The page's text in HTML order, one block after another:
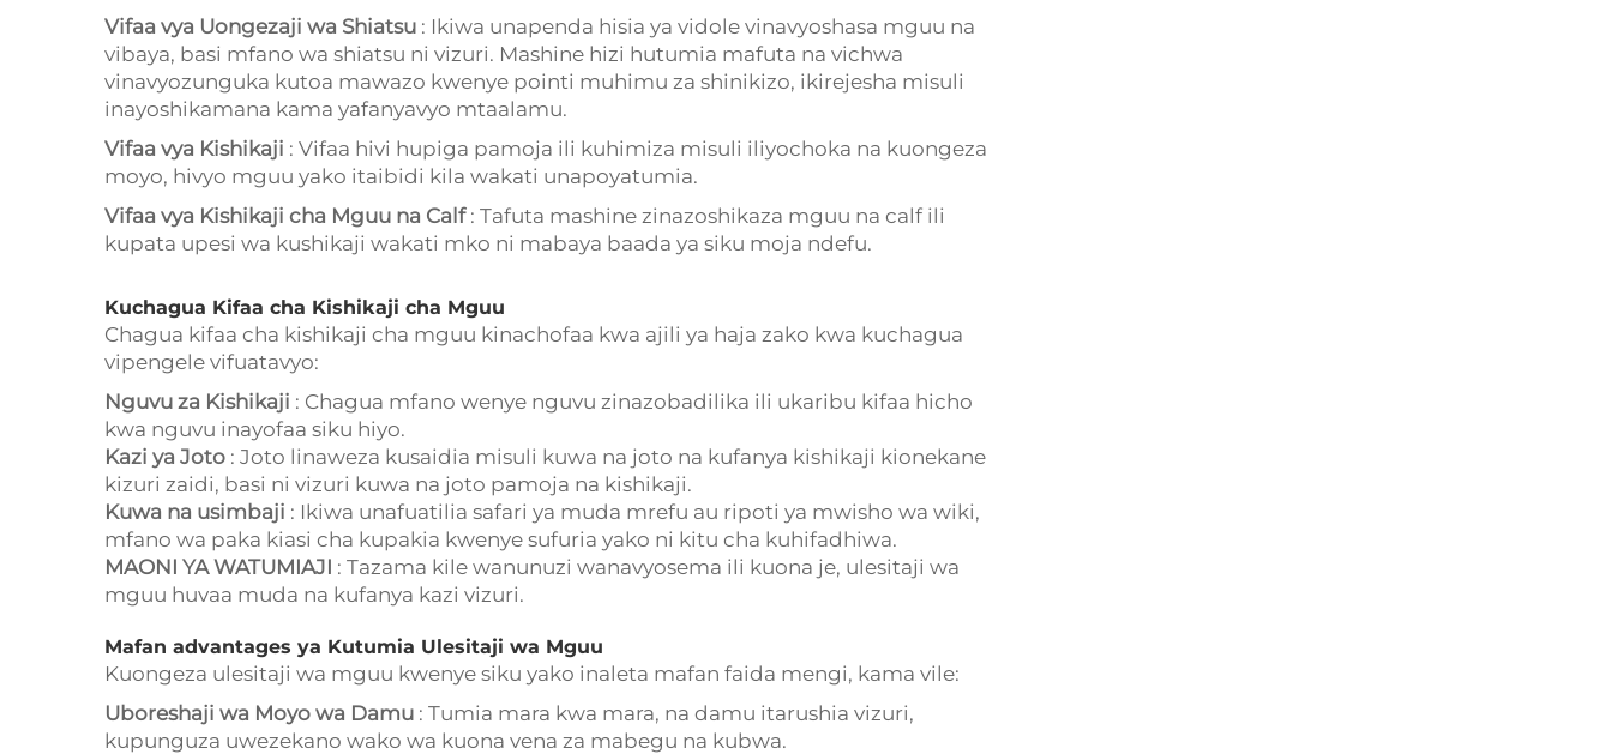
Vifaa vya Uongezaji wa Shiatsu : Ikiwa unapenda hisia ya vidole vinavyoshasa mguu na
vibaya, basi mfano wa shiatsu ni vizuri. Mashine hizi hutumia mafuta na vichwa
vinavyozunguka kutoa mawazo kwenye pointi muhimu za shinikizo, ikirejesha misuli
inayoshikamana kama yafanyavyo mtaalamu.
Vifaa vya Kishikaji : Vifaa hivi hupiga pamoja ili kuhimiza misuli iliyochoka na kuongeza
moyo, hivyo mguu yako itaibidi kila wakati unapoyatumia.
Vifaa vya Kishikaji cha Mguu na Calf : Tafuta mashine zinazoshikaza mguu na calf ili
kupata upesi wa kushikaji wakati mko ni mabaya baada ya siku moja ndefu.
Kuchagua Kifaa cha Kishikaji cha Mguu
Chagua kifaa cha kishikaji cha mguu kinachofaa kwa ajili ya haja zako kwa kuchagua
vipengele vifuatavyo:
Nguvu za Kishikaji : Chagua mfano wenye nguvu zinazobadilika ili ukaribu kifaa hicho
kwa nguvu inayofaa siku hiyo.
Kazi ya Joto : Joto linaweza kusaidia misuli kuwa na joto na kufanya kishikaji kionekane
kizuri zaidi, basi ni vizuri kuwa na joto pamoja na kishikaji.
Kuwa na usimbaji : Ikiwa unafuatilia safari ya muda mrefu au ripoti ya mwisho wa wiki,
mfano wa paka kiasi cha kupakia kwenye sufuria yako ni kitu cha kuhifadhiwa.
MAONI YA WATUMIAJI : Tazama kile wanunuzi wanavyosema ili kuona je, ulesitaji wa
mguu huvaa muda na kufanya kazi vizuri.
Mafan advantages ya Kutumia Ulesitaji wa Mguu
Kuongeza ulesitaji wa mguu kwenye siku yako inaleta mafan faida mengi, kama vile:
Uboreshaji wa Moyo wa Damu : Tumia mara kwa mara, na damu itarushia vizuri,
kupunguza uwezekano wako wa kuona vena za mabegu na kubwa.